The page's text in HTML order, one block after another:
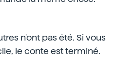
n'ont pas été. Si vous
le conte est terminé.